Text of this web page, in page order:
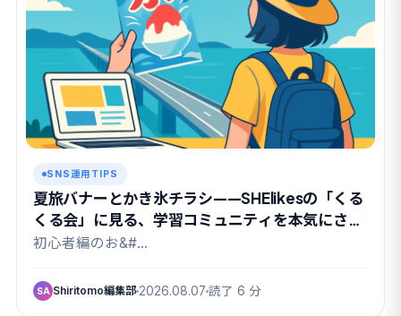
SNS運用TIPS
夏旅バナーとかき氷チラシ——SHElikesの「くる
くる会」に見る、学習コミュニティを本気にさせ
る課題設計
初心者編のお&#…
SA Shiritomo編集部 2026.08.07 読了 6 分